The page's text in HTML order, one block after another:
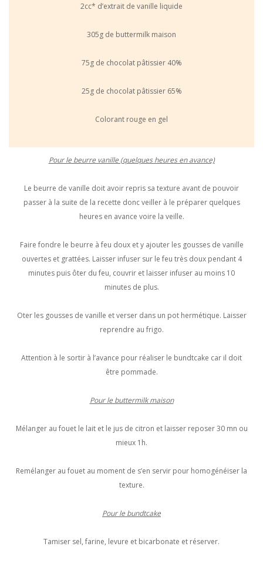
2cc* d’extrait de vanille liquide
305g de buttermilk maison
75g de chocolat pâtissier 40%
25g de chocolat pâtissier 65%
Colorant rouge en gel
Pour le beurre vanille (quelques heures en avance)
Le beurre de vanille doit avoir repris sa texture avant de pouvoir
passer à la suite de la recette donc veiller à le préparer quelques
heures en avance voire la veille.
Faire fondre le beurre à feu doux et y ajouter les gousses de vanille
ouvertes et grattées. Laisser infuser sur le feu très doux pendant 4
minutes puis ôter du feu, couvrir et laisser infuser au moins 10
minutes de plus.
Oter les gousses de vanille et verser dans un pot hermétique. Laisser
reprendre au frigo.
Attention à le sortir à l’avance pour réaliser le bundtcake car il doit
être pommade.
Pour le buttermilk maison
Mélanger au fouet le lait et le jus de citron et laisser reposer 30 mn ou
mieux 1h.
Remélanger au fouet au moment de s’en servir pour homogénéiser la
texture.
Pour le bundtcake
Tamiser sel, farine, levure et bicarbonate et réserver.